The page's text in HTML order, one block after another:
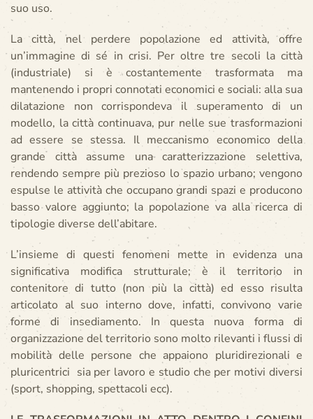
suo uso.
La città, nel perdere popolazione ed attività, offre
un’immagine di sé in crisi. Per oltre tre secoli la città
(industriale) si è costantemente trasformata ma
mantenendo i propri connotati economici e sociali: alla sua
dilatazione non corrispondeva il superamento di un
modello, la città continuava, pur nelle sue trasformazioni
ad essere se stessa. Il meccanismo economico della
grande città assume una caratterizzazione selettiva,
rendendo sempre più prezioso lo spazio urbano; vengono
espulse le attività che occupano grandi spazi e producono
basso valore aggiunto; la popolazione va alla ricerca di
tipologie diverse dell’abitare.
L’insieme di questi fenomeni mette in evidenza una
significativa modifica strutturale; è il territorio in
contenitore di tutto (non più la città) ed esso risulta
articolato al suo interno dove, infatti, convivono varie
forme di insediamento. In questa nuova forma di
organizzazione del territorio sono molto rilevanti i flussi di
mobilità delle persone che appaiono pluridirezionali e
pluricentrici sia per lavoro e studio che per motivi diversi
(sport, shopping, spettacoli ecc).